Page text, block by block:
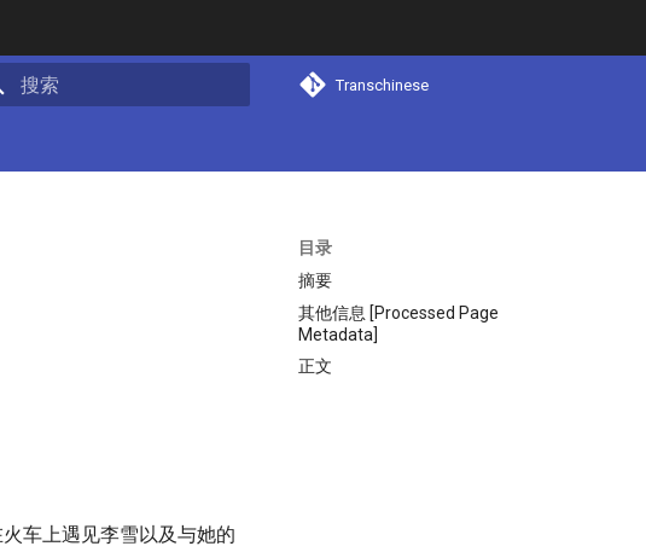
Transchinese
目录
摘要
其他信息 [Processed Page
Metadata]
正文
车上遇见李雪以及与她的